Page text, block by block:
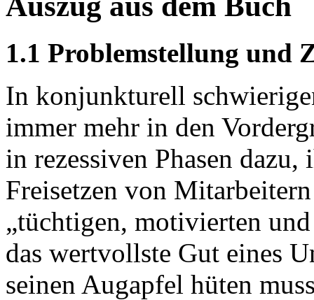
1.1 Problemstellung und
In konjunkturell
immer mehr in den
in rezessiven Phasen
Freisetzen von
„tüchtigen, motivierten
das wertvollste Gut eines
seinen Augapfel hüten